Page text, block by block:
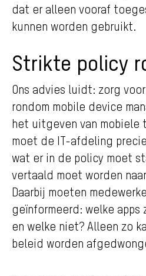
dat er alleen vooraf
kunnen worden gebruikt.
Strikte policy
Ons advies luidt: zorg
rondom mobile device
het uitgeven van mobiele
moet de IT-afdeling
wat er in de policy moet
vertaald moet worden
Daarbij moeten
geïnformeerd: welke
en welke niet? Alleen zo
beleid worden